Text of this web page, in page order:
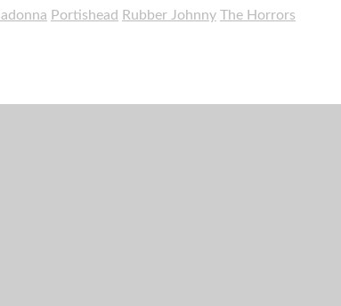
Portishead Rubber Johnny The Horrors